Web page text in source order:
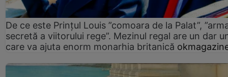
De ce este Prințul Louis ”comoara de la Palat”,
secretă a viitorului rege”. Mezinul regal are un dar
care va ajuta enorm monarhia britanică